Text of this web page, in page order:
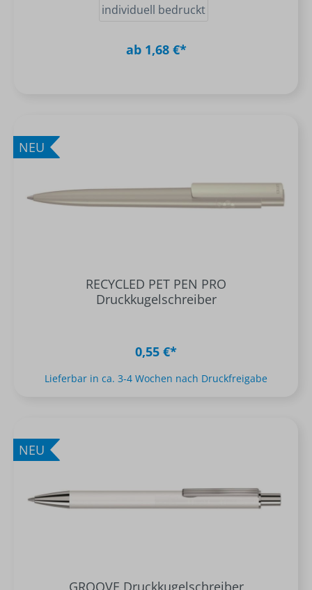
individuell bedruckt
ab 1,68 €*
NEU
RECYCLED PET PEN PRO
Druckkugelschreiber
0,55 €*
Lieferbar in ca. 3-4 Wochen nach Druckfreigabe
NEU
GROOVE Druckkugelschreiber